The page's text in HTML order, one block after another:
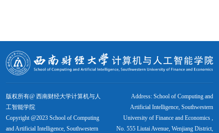
版权所有@ 西南财经大学计算机与人
工智能学院
Copyright @2023 School of Computing
and Artificial Intelligence, Southwestern
Address: School of Computing and
Artificial Intelligence, Southwestern
University of Finance and Economics ,
No. 555 Liutai Avenue, Wenjiang District,